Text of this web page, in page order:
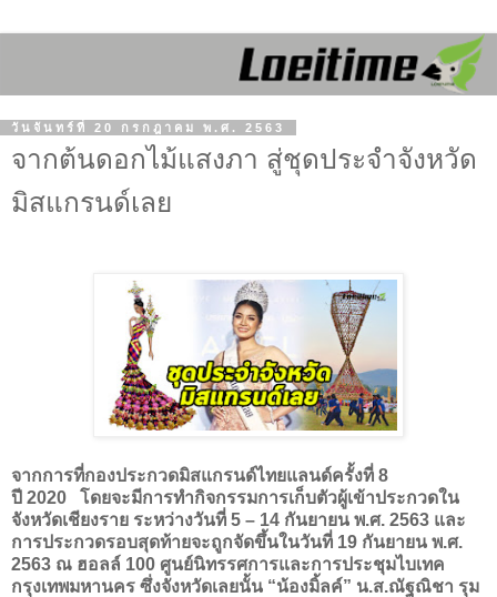
วันจันทร์ที่ 20 กรกฎาคม พ.ศ. 2563
จากต้นดอกไม้แสงภา สู่ชุดประจำจังหวัด
มิสแกรนด์เลย
จากการที่กองประกวดมิสแกรนด์ไทยแลนด์ครั้งที่ 8
ปี 2020 โดยจะมีการทำกิจกรรมการเก็บตัวผู้เข้าประกวดใน
จังหวัดเชียงราย ระหว่างวันที่ 5 – 14 กันยายน พ.ศ. 2563 และ
การประกวดรอบสุดท้ายจะถูกจัดขึ้นในวันที่ 19 กันยายน พ.ศ.
2563 ณ ฮอลล์ 100 ศูนย์นิทรรศการและการประชุมไบเทค
กรุงเทพมหานคร ซึ่งจังหวัดเลยนั้น “น้องมิ้ลค์” น.ส.ณัฐณิชา​ รุม